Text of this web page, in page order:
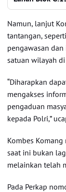
Namun, lanjut
tantangan,
pengawasan
satuan wilayah
“Diharapkan
mengakses
pengaduan
kepada Polri,”
Kombes
saat ini bukan
melainkan telah
Pada Perkap